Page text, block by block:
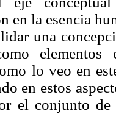
en la esencia
una
lo veo en
en estos
el conjunto de